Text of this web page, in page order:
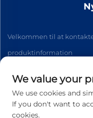
Velkommen til at
produktinformation
We value your
We use cookies and
If you don't want to
cookies.